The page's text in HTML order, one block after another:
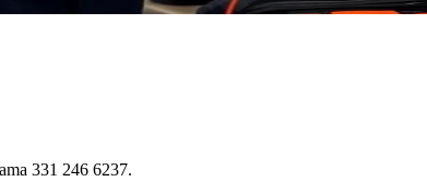
331 246 6237.